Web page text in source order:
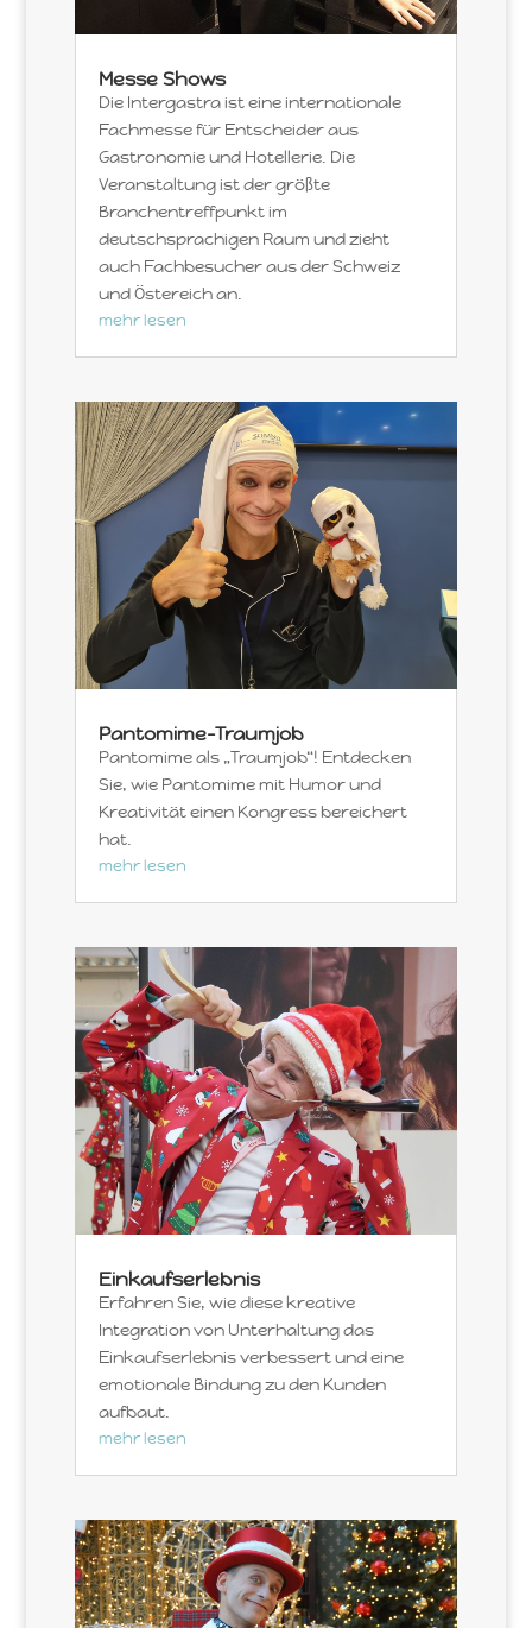
Messe Shows
Die Intergastra ist eine internationale
Fachmesse für Entscheider aus
Gastronomie und Hotellerie. Die
Veranstaltung ist der größte
Branchentreffpunkt im
deutschsprachigen Raum und zieht
auch Fachbesucher aus der Schweiz
und Östereich an.
mehr lesen
Pantomime-Traumjob
Pantomime als „Traumjob“! Entdecken
Sie, wie Pantomime mit Humor und
Kreativität einen Kongress bereichert
hat.
mehr lesen
Einkaufserlebnis
Erfahren Sie, wie diese kreative
Integration von Unterhaltung das
Einkaufserlebnis verbessert und eine
emotionale Bindung zu den Kunden
aufbaut.
mehr lesen